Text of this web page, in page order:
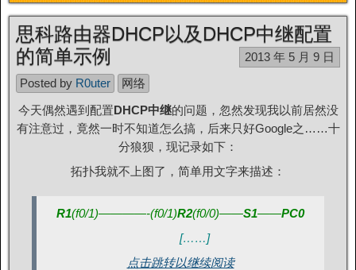
思科路由器DHCP以及DHCP中继配置
的简单示例
2013 年 5 月 9 日
Posted by R0uter
网络
今天偶然遇到配置DHCP中继的问题，忽然发现我以前居然没
有注意过，竟然一时不知道怎么搞，后来只好Google之……十
分狼狈，现记录如下：
拓扑我就不上图了，简单用文字来描述：
R1(f0/1)————-(f0/1)R2(f0/0)——S1——PC0
[……]
点击跳转以继续阅读